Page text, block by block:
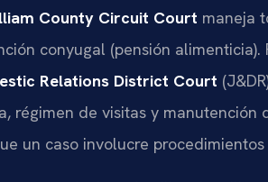
County Circuit Court maneja
conyugal (pensión alimenticia).
Relations District Court
régimen de visitas y manutención
un caso involucre